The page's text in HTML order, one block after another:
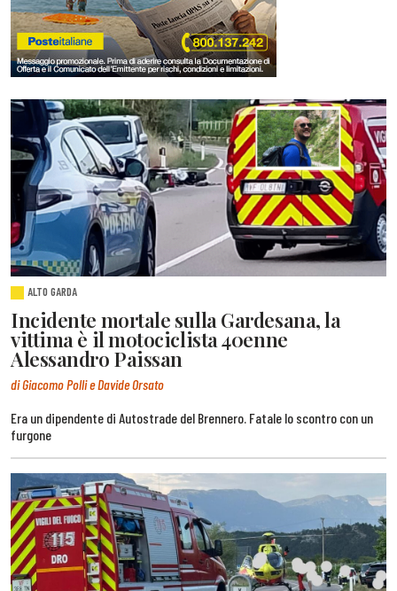
ALTO GARDA
Incidente mortale sulla Gardesana, la
vittima è il motociclista 40enne
Alessandro Paissan
di Giacomo Polli e Davide Orsato
Era un dipendente di Autostrade del Brennero. Fatale lo scontro con un
furgone